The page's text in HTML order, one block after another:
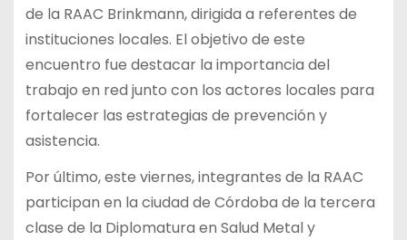
de la RAAC Brinkmann, dirigida a referentes de
instituciones locales. El objetivo de este
encuentro fue destacar la importancia del
trabajo en red junto con los actores locales para
fortalecer las estrategias de prevención y
asistencia.
Por último, este viernes, integrantes de la RAAC
participan en la ciudad de Córdoba de la tercera
clase de la Diplomatura en Salud Metal y